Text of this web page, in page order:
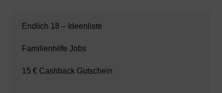
Endlich 18 – Ideenliste
Familienhilfe Jobs
15 € Cashback Gutschein